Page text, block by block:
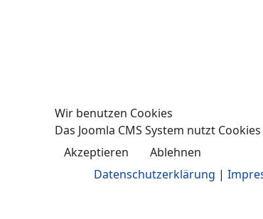
Wir benutzen Cookies
Das Joomla CMS System nutzt
Akzeptieren
Ablehnen
Datenschutzerklärung |